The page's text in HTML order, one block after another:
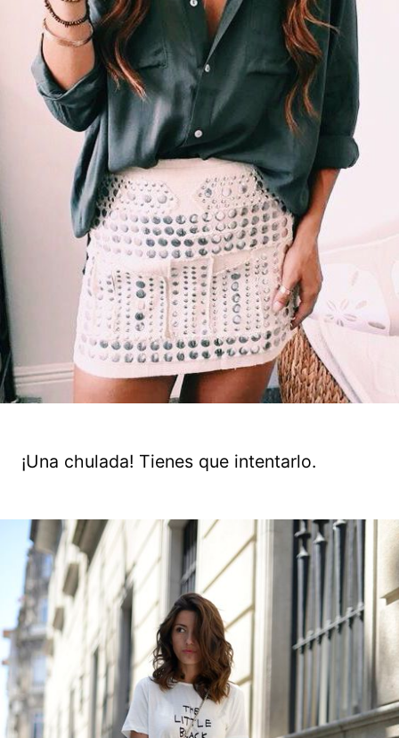
¡Una chulada! Tienes que intentarlo.